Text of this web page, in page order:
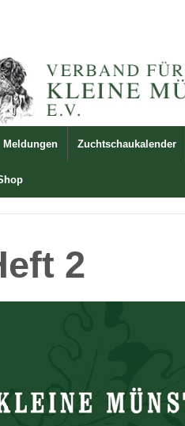
Meldungen Zuchtschaukalender
2